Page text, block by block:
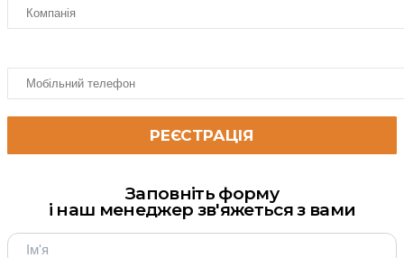
Заповніть форму
і наш менеджер зв'яжеться з вами